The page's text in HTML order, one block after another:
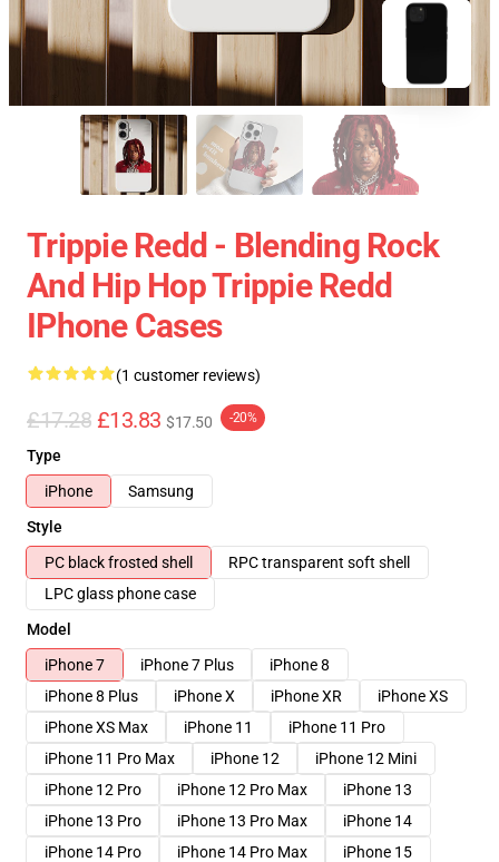
Trippie Redd - Blending Rock
And Hip Hop Trippie Redd
IPhone Cases
(1 customer reviews)
£17.28 £13.83 $17.50 -20%
Type
iPhone
Samsung
Style
PC black frosted shell
RPC transparent soft shell
LPC glass phone case
Model
iPhone 7
iPhone 7 Plus
iPhone 8
iPhone 8 Plus
iPhone X iPhone XR
iPhone XS
iPhone XS Max
iPhone 11
iPhone 11 Pro
iPhone 11 Pro Max
iPhone 12
iPhone 12 Mini
iPhone 12 Pro
iPhone 12 Pro Max
iPhone 13
iPhone 13 Pro
iPhone 13 Pro Max
iPhone 14
iPhone 14 Pro
iPhone 14 Pro Max
iPhone 15